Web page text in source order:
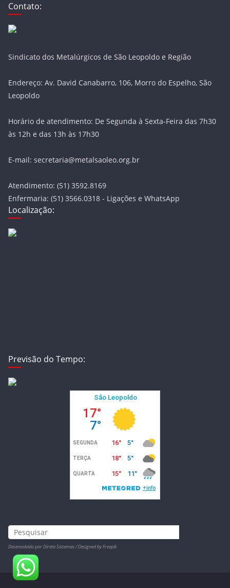
Contato:
Sindicato dos Metalúrgicos de São Leopoldo e Região
Endereço: Av. David Canabarro, 106, Morro do Espelho, São
Leopoldo
Horário de atendimento: De Segunda à Sexta-Feira das 7h30
às 12h e das 13h às 17h30
E-mail: secretaria@metalsaoleo.org.br
Atendimento: (51) 3592.8169
Enfermaria: (51) 3566.0318 - Ligações e WhatsApp
Localização:
Previsão do Tempo:
Desenvolvido por Direta Sistemas /Designed by Freepik